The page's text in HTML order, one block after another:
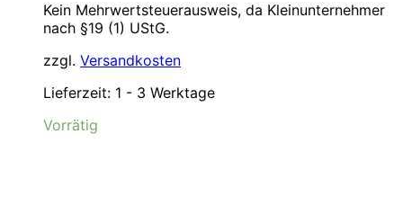
Kein Mehrwertsteuerausweis, da Kleinunternehmer
nach §19 (1) UStG.
zzgl. Versandkosten
Lieferzeit: 1 - 3 Werktage
Vorrätig